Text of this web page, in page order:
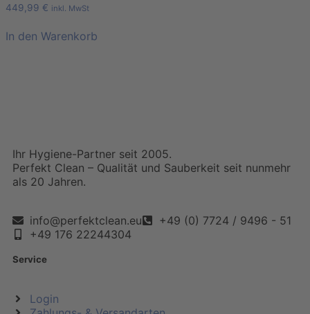
449,99 € inkl. MwSt
In den Warenkorb
Ihr Hygiene-Partner seit 2005.
Perfekt Clean – Qualität und Sauberkeit seit nunmehr
als 20 Jahren.
info@perfektclean.eu
+49 (0) 7724 / 9496 - 51
+49 176 22244304
Service
Login